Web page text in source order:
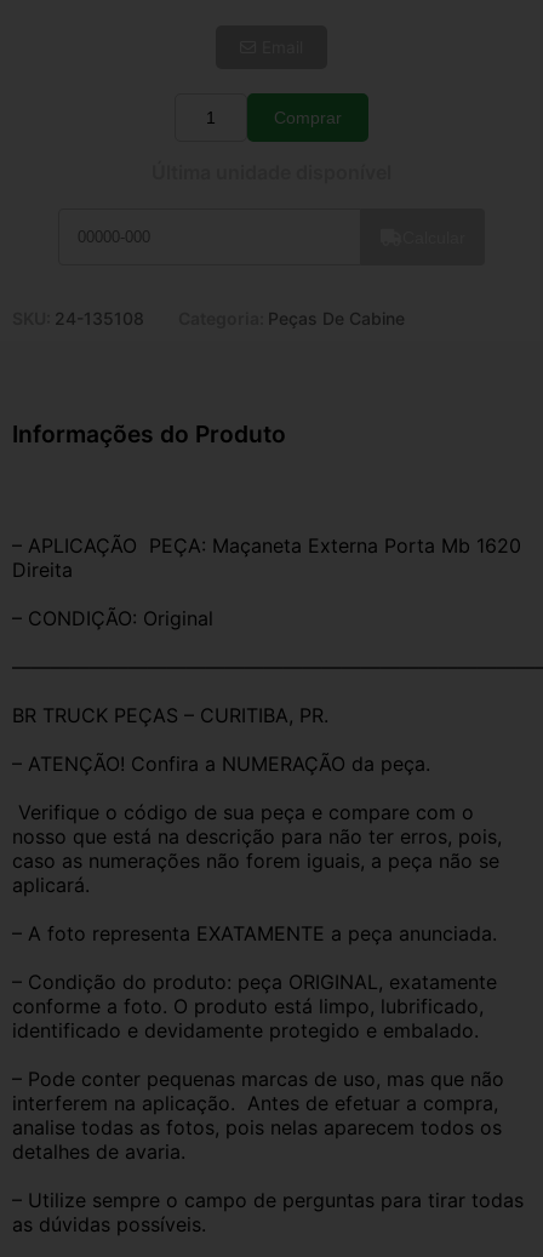
Quantidade
Comprar
24-135108 Peças De Cabine
Informações do Produto
– APLICAÇÃO  PEÇA: Maçaneta Externa Porta Mb 1620
Direita
– CONDIÇÃO: Original
BR TRUCK PEÇAS – CURITIBA, PR.
– ATENÇÃO! Confira a NUMERAÇÃO da peça.
nosso que está na descrição para não ter erros, pois,
caso as numerações não forem iguais, a peça não se
aplicará.
– A foto representa EXATAMENTE a peça anunciada.
– Condição do produto: peça ORIGINAL, exatamente
conforme a foto. O produto está limpo, lubrificado,
identificado e devidamente protegido e embalado.
– Pode conter pequenas marcas de uso, mas que não
interferem na aplicação.  Antes de efetuar a compra,
analise todas as fotos, pois nelas aparecem todos os
detalhes de avaria.
– Utilize sempre o campo de perguntas para tirar todas
as dúvidas possíveis.